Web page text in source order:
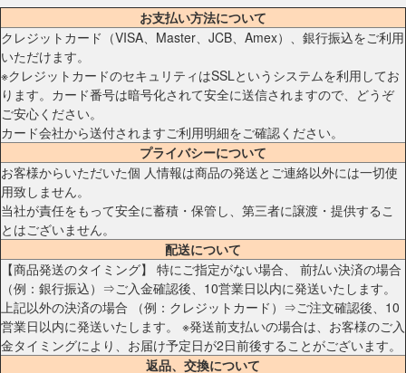
お支払い方法について
クレジットカード（VISA、Master、JCB、Amex）、銀行振込をご利用
いただけます。
※クレジットカードのセキュリティはSSLというシステムを利用してお
ります。カード番号は暗号化されて安全に送信されますので、どうぞ
ご安心ください。
カード会社から送付されますご利用明細をご確認ください。
プライバシーについて
お客様からいただいた個 人情報は商品の発送とご連絡以外には一切使
用致しません。
当社が責任をもって安全に蓄積・保管し、第三者に譲渡・提供するこ
とはございません。
配送について
【商品発送のタイミング】 特にご指定がない場合、 前払い決済の場合
（例：銀行振込）⇒ご入金確認後、10営業日以内に発送いたします。
上記以外の決済の場合 （例：クレジットカード）⇒ご注文確認後、10
営業日以内に発送いたします。 ※発送前支払いの場合は、お客様のご入
金タイミングにより、お届け予定日が2日前後することがございます。
返品、交換について